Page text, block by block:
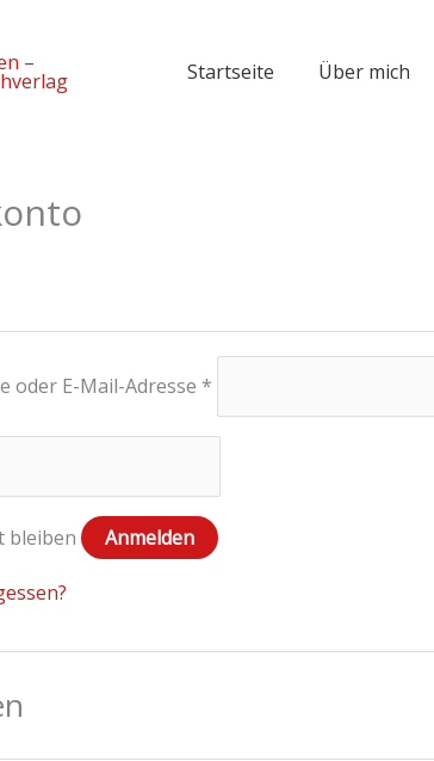
Startseite Über mich
oder E-Mail-Adresse *
bleiben Anmelden
Erforderlich
Erforderlich